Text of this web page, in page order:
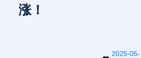
涨！
2025-05-